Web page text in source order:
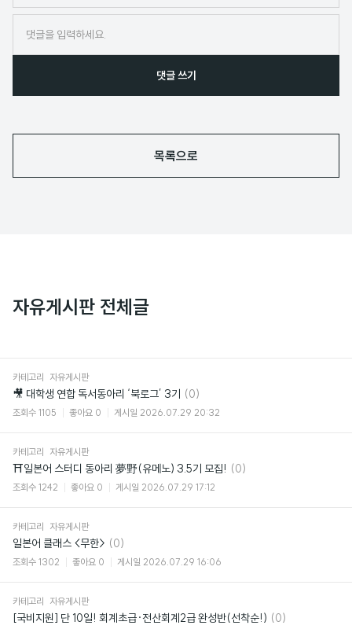
임
댓글 쓰기
목록으로
자유게시판 전체글
카테고리 자유게시판
🎥 대학생 연합 독서동아리 ‘북로그’ 3기 댓
글
(0)
조회수 1105 좋아요 0 게시일 2026.07.29 20:32
카테고리 자유게시판
⛩일본어 스터디 동아리 夢野(유메노) 3.5기 모집! 댓
(0)
조회수 1242 좋아요 0 게시일 2026.07.29 17:12
카테고리 자유게시판
일본어 클래스 <무한> 댓
(0)
조회수 1302 좋아요 0 게시일 2026.07.29 16:06
카테고리 자유게시판
[국비지원] 단 10일! 회계초급·전산회계2급 완성반(선착순!) 댓
(0)